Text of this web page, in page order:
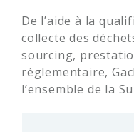
De l’aide à la
collecte des
sourcing,
réglementaire,
l’ensemble de la